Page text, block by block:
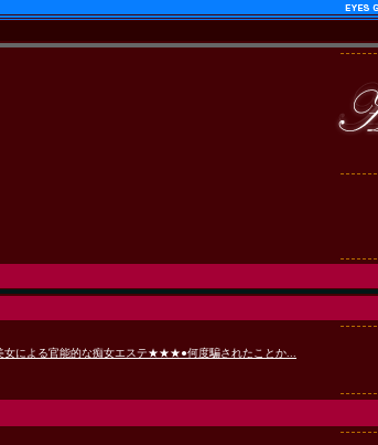
による官能的な痴女エステ★★★●何度騙されたことか...